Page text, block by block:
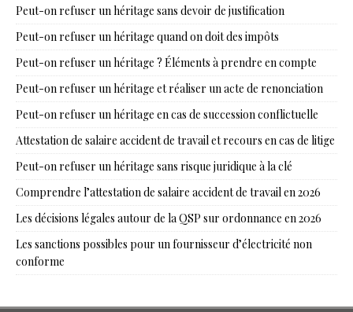
Peut-on refuser un héritage sans devoir de justification
Peut-on refuser un héritage quand on doit des impôts
Peut-on refuser un héritage ? Éléments à prendre en compte
Peut-on refuser un héritage et réaliser un acte de renonciation
Peut-on refuser un héritage en cas de succession conflictuelle
Attestation de salaire accident de travail et recours en cas de litige
Peut-on refuser un héritage sans risque juridique à la clé
Comprendre l’attestation de salaire accident de travail en 2026
Les décisions légales autour de la QSP sur ordonnance en 2026
Les sanctions possibles pour un fournisseur d’électricité non
conforme